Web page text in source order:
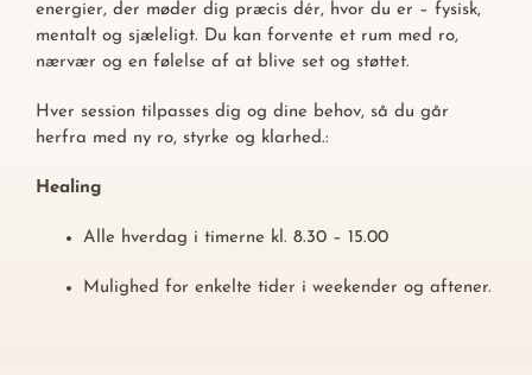
energier, der møder dig præcis dér, hvor du er – fysisk,
mentalt og sjæleligt. Du kan forvente et rum med ro,
nærvær og en følelse af at blive set og støttet.
Hver session tilpasses dig og dine behov, så du går
herfra med ny ro, styrke og klarhed.:
Healing
Alle hverdag i timerne kl. 8.30 – 15.00
Mulighed for enkelte tider i weekender og aftener.